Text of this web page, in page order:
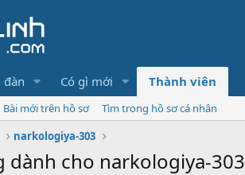
đàn Có gì mới Thành viên
Bài mới trên hồ sơ
Tìm trong hồ sơ cá nhân
narkologiya-303
cho narkologiya-303